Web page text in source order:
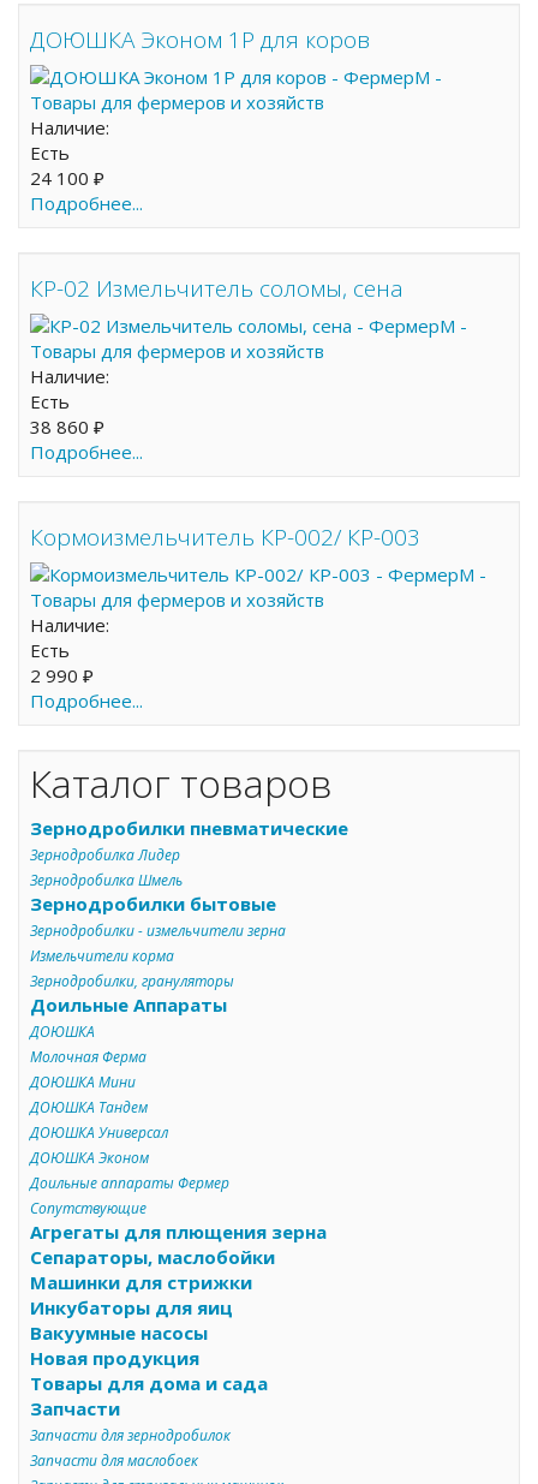
ДОЮШКА Эконом 1Р для коров
Наличие:
Есть
24 100 ₽
Подробнее...
КР-02 Измельчитель соломы, сена
Наличие:
Есть
38 860 ₽
Подробнее...
Кормоизмельчитель КР-002/ КР-003
Наличие:
Есть
2 990 ₽
Подробнее...
Каталог товаров
Зернодробилки пневматические
Зернодробилка Лидер
Зернодробилка Шмель
Зернодробилки бытовые
Зернодробилки - измельчители зерна
Измельчители корма
Зернодробилки, грануляторы
Доильные Аппараты
ДОЮШКА
Молочная Ферма
ДОЮШКА Мини
ДОЮШКА Тандем
ДОЮШКА Универсал
ДОЮШКА Эконом
Доильные аппараты Фермер
Сопутствующие
Агрегаты для плющения зерна
Сепараторы, маслобойки
Машинки для стрижки
Инкубаторы для яиц
Вакуумные насосы
Новая продукция
Товары для дома и сада
Запчасти
Запчасти для зернодробилок
Запчасти для маслобоек